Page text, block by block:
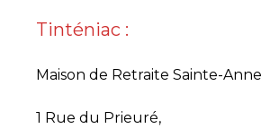
Tinténiac :
Maison de Retraite Sainte-Anne
1 Rue du Prieuré,